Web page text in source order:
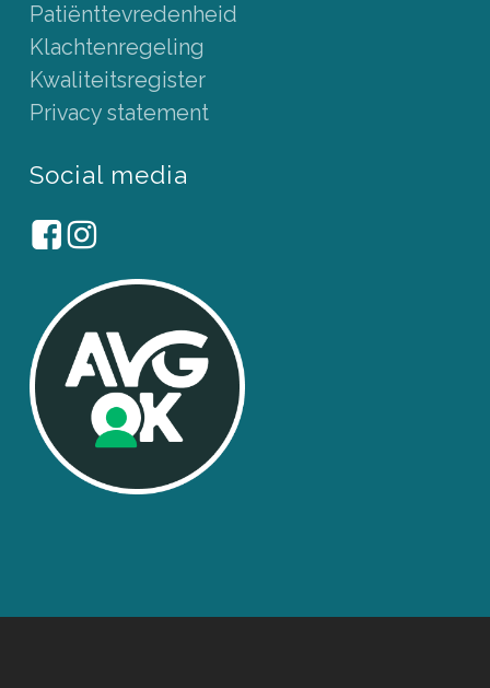
Patiënttevredenheid
Klachtenregeling
Kwaliteitsregister
Privacy statement
Social media